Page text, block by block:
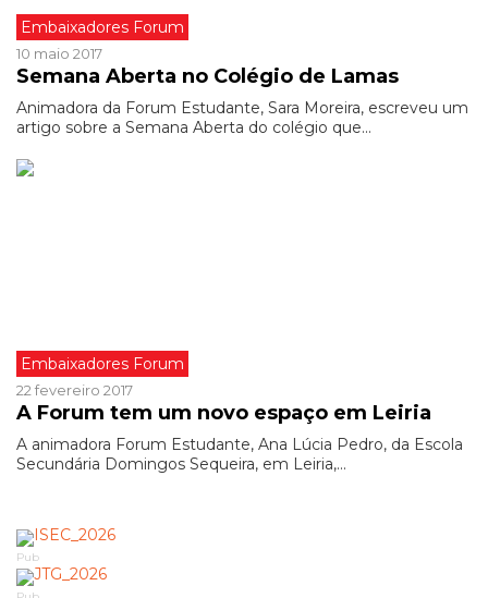
Embaixadores Forum
10 maio 2017
Semana Aberta no Colégio de Lamas
Animadora da Forum Estudante, Sara Moreira, escreveu um
artigo sobre a Semana Aberta do colégio que...
Embaixadores Forum
22 fevereiro 2017
A Forum tem um novo espaço em Leiria
A animadora Forum Estudante, Ana Lúcia Pedro, da Escola
Secundária Domingos Sequeira, em Leiria,...
Pub